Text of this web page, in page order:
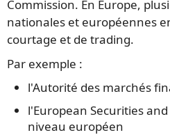
Commission. En Europe,
nationales et européennes
courtage et de trading.
Par exemple :
l'Autorité des marchés
l'European Securities
niveau européen